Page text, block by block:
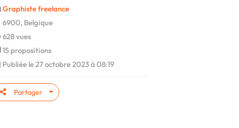
Graphiste freelance
6900, Belgique
628 vues
15 propositions
Publiée le 27 octobre 2023 à 08:19
Partager